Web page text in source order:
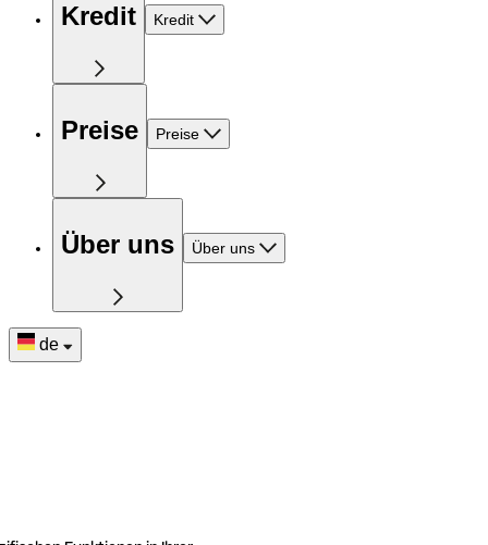
Kredit Kredit
Preise Preise
Über uns Über uns
de